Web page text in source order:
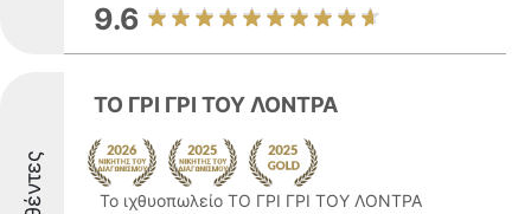
9.6
ΤΟ ΓΡΙ ΓΡΙ ΤΟΥ ΛΟΝΤΡΑ
Το ιχθυοπωλείο ΤΟ ΓΡΙ ΓΡΙ ΤΟΥ ΛΟΝΤΡΑ